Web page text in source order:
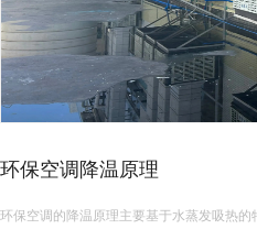
车间高温影响生产？工业节…
在精密制造、电子加工、五金生产等行业